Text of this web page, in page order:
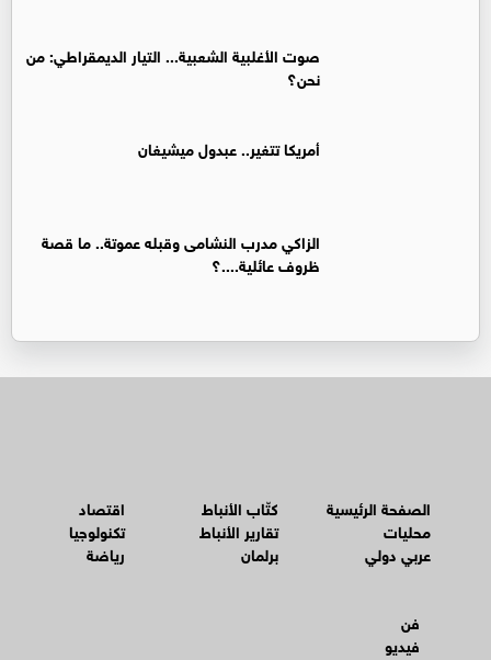
صوت الأغلبية الشعبية... التيار الديمقراطي: من
نحن؟
أمريكا تتغير.. عبدول ميشيغان
الزاكي مدرب النشامى وقبله عموتة.. ما قصة
ظروف عائلية....؟
الصفحة الرئيسية
محليات
عربي دولي
كتّاب الأنباط
تقارير الأنباط
برلمان
اقتصاد
تكنولوجيا
رياضة
فن
فيديو